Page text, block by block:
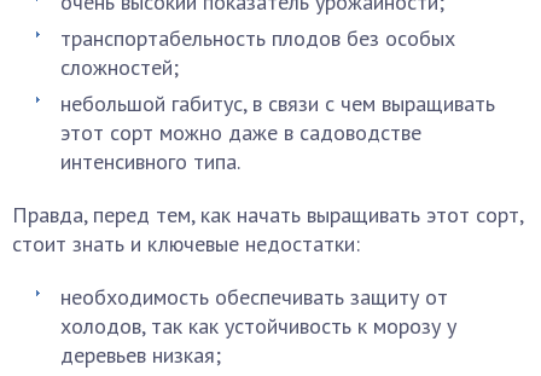
транспортабельность плодов без особых
сложностей;
небольшой габитус, в связи с чем выращивать
этот сорт можно даже в садоводстве
интенсивного типа.
Правда, перед тем, как начать выращивать этот сорт,
стоит знать и ключевые недостатки:
необходимость обеспечивать защиту от
холодов, так как устойчивость к морозу у
деревьев низкая;